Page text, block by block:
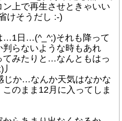
上で再生させときゃいい
けそうだし :-)
…1日…(^_^;)それも降って
らないような時もあれ
てみたりと…なんともはっ
か…なんか天気はなかな
のまま12月に入ってしま